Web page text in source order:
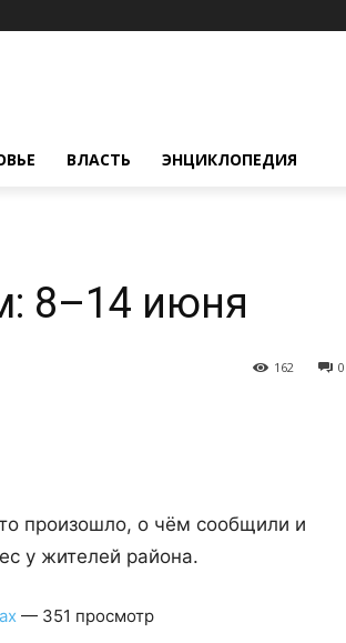
ВЛАСТЬ ЭНЦИКЛОПЕДИЯ
8–14 июня
0
162
произошло, о чём сообщили и
у жителей района.
— 351 просмотр